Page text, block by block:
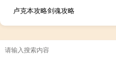
卢克本攻略剑魂攻略
“百管不差一”的出处是哪里